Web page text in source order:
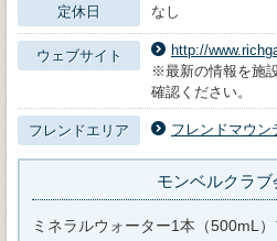
定休日 なし
ウェブサイト
http://
※最新の情報を施
確認ください。
フレンドエリア フレンドマウン
モンベルクラブ
ミネラルウォーター1本（500mL